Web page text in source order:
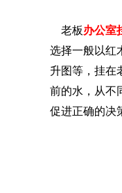
老板办公室
选择一般以红
升图等，挂在
前的水，从不
促进正确的决